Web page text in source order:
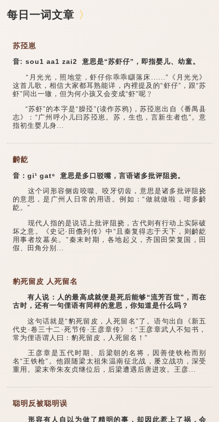
每日一词文章
苏孲崽
音: sou1 aa1 zai2 意思是“苏虾仔”，即指婴儿、幼童。
“月光光，照地堂，虾仔你乖乖瞓落床......”《月光光》
这首儿歌，相信大家都耳熟能详，内裡提及的“虾仔”，跟“苏
虾”同出一辙，但为何小孩又会变成“虾”呢﹖
“苏虾”的本字是“臊孲”(读作苏鸦)，苏孲崽出自《番禺县
志》：“广州呼小儿曰苏孲崽。苏，生也，言新生者也”。意
指初生婴儿身...
齮龁
音：gi¹ gat⁶ 意思是多口驳嘴，言语诸多批评阻挠。
这个词形容侧齿咬噬、咬牙切齿，意思是诸多批评阻挠
的意思，是广州人日常的用语。例如：“做就做啦，咁多齮
龁。”
现代人指的是说话上批评阻挠，古代则有行动上实际破
坏之意。《史记·田儋列传》中“且秦复得志于天下，则齮龁
用事者坟墓矣。”秦末时期，各地起义，齐国田荣复国，田
假、田角分别...
豹死留皮 人死留名
有人说：人的最高成就便是死后能够“流芳百世”，而在
古时，还有一句俚语有同样的意思，你知道是什么吗？
这句话就是“豹死留皮，人死留名”了。语句出自《新五
代史·卷三十二·死节传·王彦章传》：“王彦章武人不知书，
常为俚语谓人曰：豹死留皮，人死留名！”
王彦章是五代时期、后梁朝的名将，因善使铁枪而别
名“王铁枪”。他跟随梁太祖朱温南征北战，屡立战功，深受
重用。梁末帝朱友贞继位后，后梁遭遇后唐进攻。王彦...
聪明反被聪明误
形容有人自以为做了精明的事，却因此惹上了祸，会